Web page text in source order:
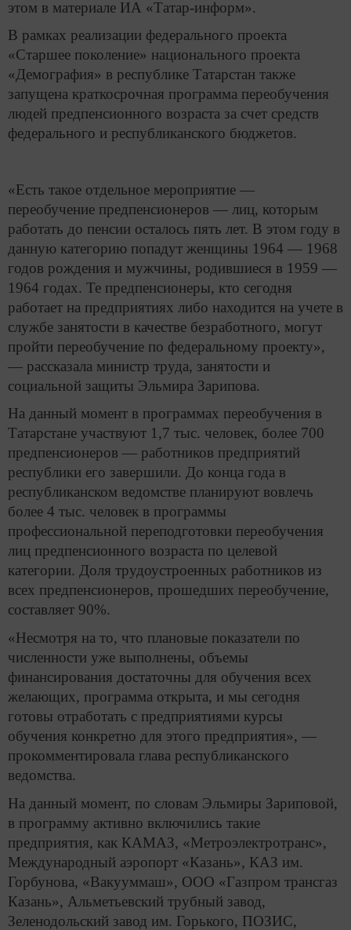
этом в материале ИА «Татар-информ».
В рамках реализации федерального проекта
«Старшее поколение» национального проекта
«Демография» в республике Татарстан также
запущена краткосрочная программа переобучения
людей предпенсионного возраста за счет средств
федерального и республиканского бюджетов.
«Есть такое отдельное мероприятие —
переобучение предпенсионеров — лиц, которым
работать до пенсии осталось пять лет. В этом году в
данную категорию попадут женщины 1964 — 1968
годов рождения и мужчины, родившиеся в 1959 —
1964 годах. Те предпенсионеры, кто сегодня
работает на предприятиях либо находится на учете в
службе занятости в качестве безработного, могут
пройти переобучение по федеральному проекту»,
— рассказала министр труда, занятости и
социальной защиты Эльмира Зарипова.
На данный момент в программах переобучения в
Татарстане участвуют 1,7 тыс. человек, более 700
предпенсионеров — работников предприятий
республики его завершили. До конца года в
республиканском ведомстве планируют вовлечь
более 4 тыс. человек в программы
профессиональной переподготовки переобучения
лиц предпенсионного возраста по целевой
категории. Доля трудоустроенных работников из
всех предпенсионеров, прошедших переобучение,
составляет 90%.
«Несмотря на то, что плановые показатели по
численности уже выполнены, объемы
финансирования достаточны для обучения всех
желающих, программа открыта, и мы сегодня
готовы отработать с предприятиями курсы
обучения конкретно для этого предприятия», —
прокомментировала глава республиканского
ведомства.
На данный момент, по словам Эльмиры Зариповой,
в программу активно включились такие
предприятия, как КАМАЗ, «Метроэлектротранс»,
Международный аэропорт «Казань», КАЗ им.
Горбунова, «Вакууммаш», ООО «Газпром трансгаз
Казань», Альметьевский трубный завод,
Зеленодольский завод им. Горького, ПОЗИС,